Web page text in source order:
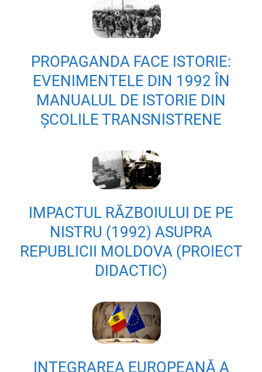
PROPAGANDA FACE ISTORIE:
EVENIMENTELE DIN 1992 ÎN
MANUALUL DE ISTORIE DIN
ȘCOLILE TRANSNISTRENE
IMPACTUL RĂZBOIULUI DE PE
NISTRU (1992) ASUPRA
REPUBLICII MOLDOVA (PROIECT
DIDACTIC)
INTEGRAREA EUROPEANĂ A